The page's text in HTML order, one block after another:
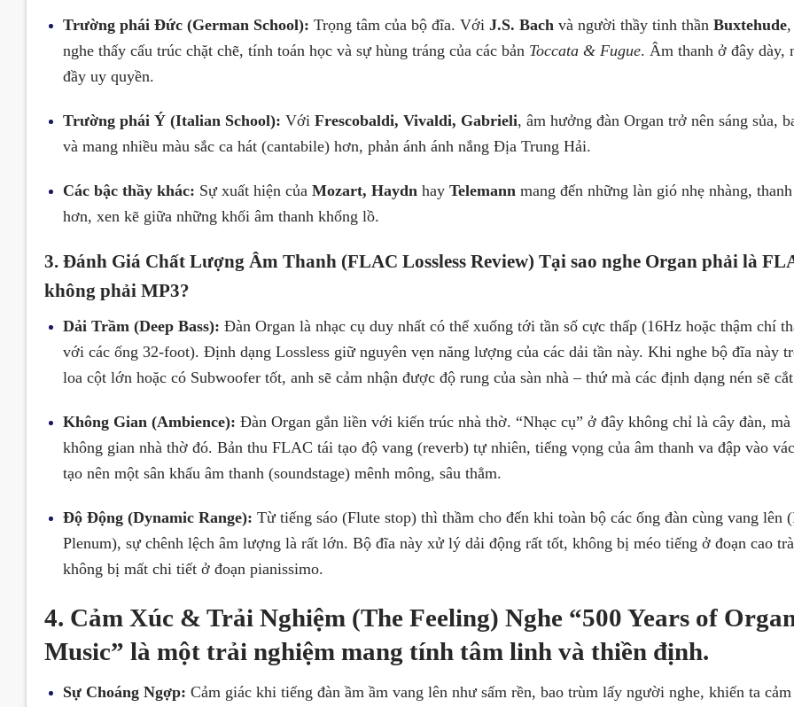
Trường phái Đức (German School): Trọng tâm của bộ đĩa. Với J.S. Bach và người thầy tinh thần Buxtehude,
nghe thấy cấu trúc chặt chẽ, tính toán học và sự hùng tráng của các bản Toccata & Fugue. Âm thanh ở đây dày,
đầy uy quyền.
Trường phái Ý (Italian School): Với Frescobaldi, Vivaldi, Gabrieli, âm hưởng đàn Organ trở nên sáng sủa,
và mang nhiều màu sắc ca hát (cantabile) hơn, phản ánh ánh nắng Địa Trung Hải.
Các bậc thầy khác: Sự xuất hiện của Mozart, Haydn hay Telemann mang đến những làn gió nhẹ nhàng,
hơn, xen kẽ giữa những khối âm thanh khổng lồ.
3. Đánh Giá Chất Lượng Âm Thanh (FLAC Lossless Review) Tại sao nghe Organ phải là
không phải MP3?
Dải Trầm (Deep Bass): Đàn Organ là nhạc cụ duy nhất có thể xuống tới tần số cực thấp (16Hz hoặc thậm chí
với các ống 32-foot). Định dạng Lossless giữ nguyên vẹn năng lượng của các dải tần này. Khi nghe bộ đĩa này
loa cột lớn hoặc có Subwoofer tốt, anh sẽ cảm nhận được độ rung của sàn nhà – thứ mà các định dạng nén sẽ
Không Gian (Ambience): Đàn Organ gắn liền với kiến trúc nhà thờ. “Nhạc cụ” ở đây không chỉ là cây đàn, mà
không gian nhà thờ đó. Bản thu FLAC tái tạo độ vang (reverb) tự nhiên, tiếng vọng của âm thanh va đập vào
tạo nên một sân khấu âm thanh (soundstage) mênh mông, sâu thẳm.
Độ Động (Dynamic Range): Từ tiếng sáo (Flute stop) thì thầm cho đến khi toàn bộ các ống đàn cùng vang lên
Plenum), sự chênh lệch âm lượng là rất lớn. Bộ đĩa này xử lý dải động rất tốt, không bị méo tiếng ở đoạn cao
không bị mất chi tiết ở đoạn pianissimo.
4. Cảm Xúc & Trải Nghiệm (The Feeling) Nghe “500 Years of
Music” là một trải nghiệm mang tính tâm linh và thiền định.
Sự Choáng Ngợp: Cảm giác khi tiếng đàn ầm ầm vang lên như sấm rền, bao trùm lấy người nghe, khiến ta